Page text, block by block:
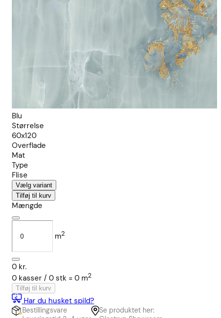
Blu
Størrelse
60x120
Overflade
Mat
Type
Flise
Vælg variant
Tilføj til kurv
Mængde
m2
0 kr.
0 kasser / 0 stk = 0 m2
Tilføj til kurv
Har du husket spild?
Bestillingsvare
Se produktet her: